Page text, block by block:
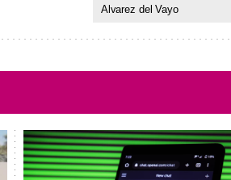
Alvarez del Vayo